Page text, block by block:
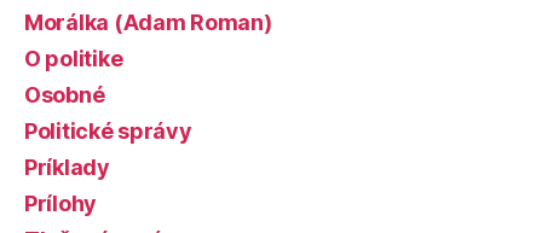
Morálka (Adam Roman)
O politike
Osobné
Politické správy
Príklady
Prílohy